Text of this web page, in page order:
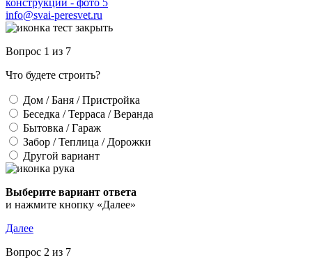
info@svai-peresvet.ru
Вопрос 1 из 7
Что будете строить?
Дом / Баня / Пристройка
Беседка / Терраса / Веранда
Бытовка / Гараж
Забор / Теплица / Дорожки
Другой вариант
Выберите вариант ответа
и нажмите кнопку «Далее»
Далее
Вопрос 2 из 7